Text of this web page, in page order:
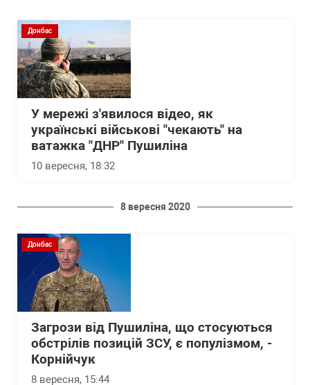
Донбас
У мережі з'явилося відео, як
українські військові "чекають" на
ватажка "ДНР" Пушиліна
10 вересня, 18:32
8 вересня 2020
Донбас
Загрози від Пушиліна, що стосуються
обстрілів позицій ЗСУ, є популізмом, -
Корнійчук
8 вересня, 15:44